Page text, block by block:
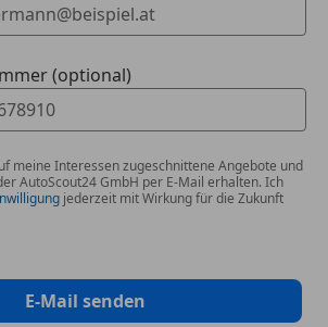
Programm (ASL)
ConnectedDrive Services
im Kofferraum
(optional)
meine Interessen zugeschnittene Angebote und
AutoScout24 GmbH per E-Mail erhalten. Ich
jederzeit mit Wirkung für die Zukunft
E-Mail senden